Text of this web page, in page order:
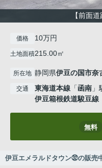
【前面
価格 10万円
土地面積215.00㎡
所在地 静岡県伊豆の国市奈
交通 東海道本線 「函南
伊豆箱根鉄道駿豆線
無料
伊豆エメラルドタウン㉜の販売